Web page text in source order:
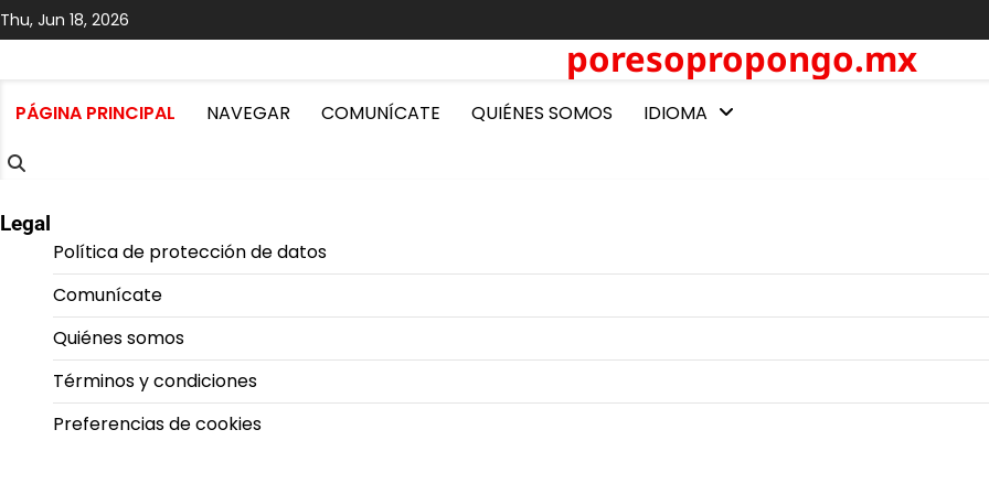
Skip
to
Thu, Jun 18, 2026
poresopropongo.mx
PÁGINA PRINCIPAL NAVEGAR COMUNÍCATE QUIÉNES SOMOS IDIOMA
Legal
Política de protección de datos
Comunícate
Quiénes somos
Términos y condiciones
Preferencias de cookies